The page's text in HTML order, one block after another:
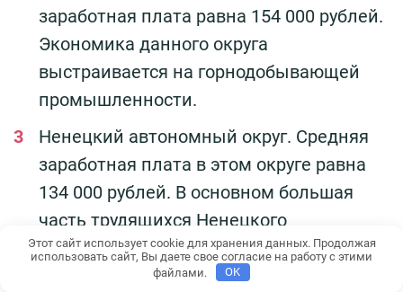
заработная плата равна 154 000 рублей.
Экономика данного округа
выстраивается на горнодобывающей
промышленности.
Ненецкий автономный округ. Средняя
заработная плата в этом округе равна
134 000 рублей. В основном большая
часть трудящихся Ненецкого
автономного округа задействована в
лесной, пищевой и рыбной
Этот сайт использует cookie для хранения данных. Продолжая
использовать сайт, Вы даете свое согласие на работу с этими
файлами.
OK